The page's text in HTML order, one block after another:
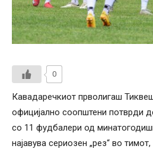
0
Кавадаречкиот прволигаш
официјално соопштени потврди
со 11 фудбалери од
најавува сериозен „рез“ во